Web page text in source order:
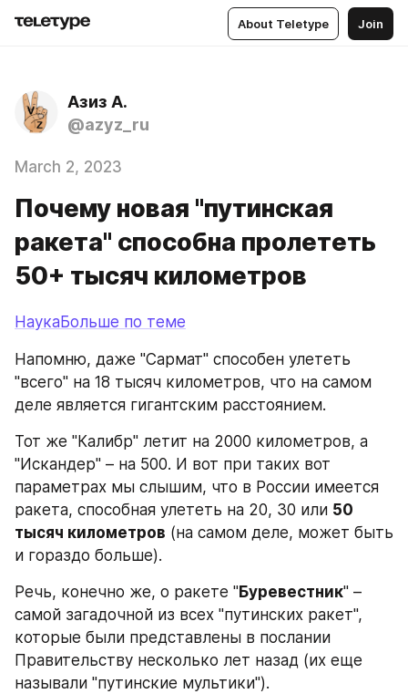
About Teletype Join
Азиз А.
@azyz_ru
March 2, 2023
Почему новая "путинская
ракета" способна пролететь
50+ тысяч километров
НаукаБольше по теме
Напомню, даже "Сармат" способен улететь
"всего" на 18 тысяч километров, что на самом
деле является гигантским расстоянием.
Тот же "Калибр" летит на 2000 километров, а
"Искандер" – на 500. И вот при таких вот
параметрах мы слышим, что в России имеется
ракета, способная улететь на 20, 30 или 50
тысяч километров (на самом деле, может быть
и гораздо больше).
Речь, конечно же, о ракете "Буревестник" –
самой загадочной из всех "путинских ракет",
которые были представлены в послании
Правительству несколько лет назад (их еще
называли "путинские мультики").